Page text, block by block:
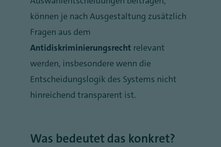
können je nach Ausgestaltung zusätzlich
Fragen aus dem
Antidiskriminierungsrecht relevant
werden, insbesondere wenn die
Entscheidungslogik des Systems nicht
hinreichend transparent ist.
Was bedeutet das konkret?